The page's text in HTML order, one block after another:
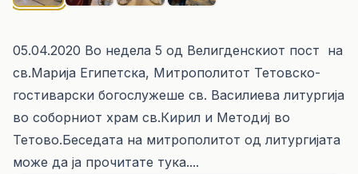
05.04.2020 Во недела 5 од Велигденскиот пост на
св.Марија Египетска, Митрополитот Тетовско-
гостиварски богослужеше св. Василиева литургија
во соборниот храм св.Кирил и Методиј во
Тетово.Беседата на митрополитот од литургијата
може да ја прочитате тука....